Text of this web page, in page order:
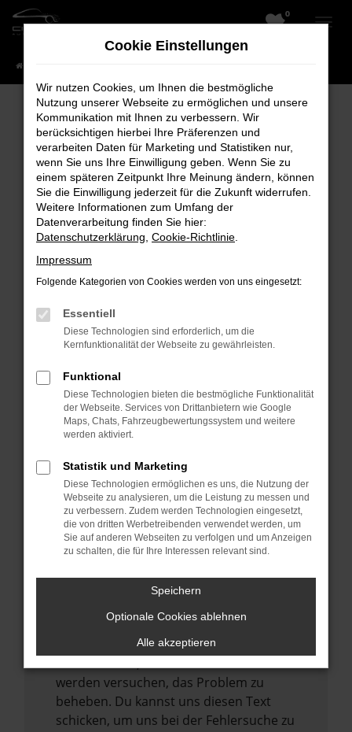
Zum
0
Fehler: Network Error
Beim Laden ist ein Fehler aufgetreten.
Hier sind ein paar Tipps, die dir helfen können:
Überprüfe deine Firewall und deine
Internetverbindung.
Laden andere Webseiten, zum Beispiel
deine Suchmaschine?
Manche Erweiterungen, wie Werbeblocker,
können das Laden bestimmter Seiten
anderen Browser oder in einem privaten
Fenster?
Starte dein Gerät neu.
Das kann manchmal helfen,
vorübergehende Probleme zu beheben.
Stelle sicher, dass dein Browser und dein
Betriebssystem auf dem neuesten Stand
sind.
Veraltete Software birgt nicht nur ein
führen, dass bestimmte Funktionen nicht
mehr unterstützt werden.
Wende dich an den Webseitenbetreiber.
Wenn du alle oben genannten Schritte
versucht hast, kontaktiere uns bitte. Wir
werden versuchen, das Problem zu
beheben. Du kannst uns diesen Text
schicken, um uns bei der Fehlersuche zu
Cookie Einstellungen
Wir nutzen Cookies, um Ihnen die bestmögliche
Nutzung unserer Webseite zu ermöglichen und unsere
Kommunikation mit Ihnen zu verbessern. Wir
berücksichtigen hierbei Ihre Präferenzen und
verarbeiten Daten für Marketing und Statistiken nur,
wenn Sie uns Ihre Einwilligung geben. Wenn Sie zu
einem späteren Zeitpunkt Ihre Meinung ändern, können
Sie die Einwilligung jederzeit für die Zukunft widerrufen.
Weitere Informationen zum Umfang der
Datenverarbeitung finden Sie hier:
Datenschutzerklärung Cookie-Richtlinie
Impressum
Folgende Kategorien von Cookies werden von uns eingesetzt:
Essentiell
Diese Technologien sind erforderlich, um die
Kernfunktionalität der Webseite zu gewährleisten.
Funktional
Diese Technologien bieten die bestmögliche Funktionalität
der Webseite. Services von Drittanbietern wie Google
Maps, Chats, Fahrzeugbewertungssystem und weitere
werden aktiviert.
Statistik und Marketing
Diese Technologien ermöglichen es uns, die Nutzung der
Webseite zu analysieren, um die Leistung zu messen und
zu verbessern. Zudem werden Technologien eingesetzt,
die von dritten Werbetreibenden verwendet werden, um
Sie auf anderen Webseiten zu verfolgen und um Anzeigen
zu schalten, die für Ihre Interessen relevant sind.
Speichern
Optionale Cookies ablehnen
Alle akzeptieren